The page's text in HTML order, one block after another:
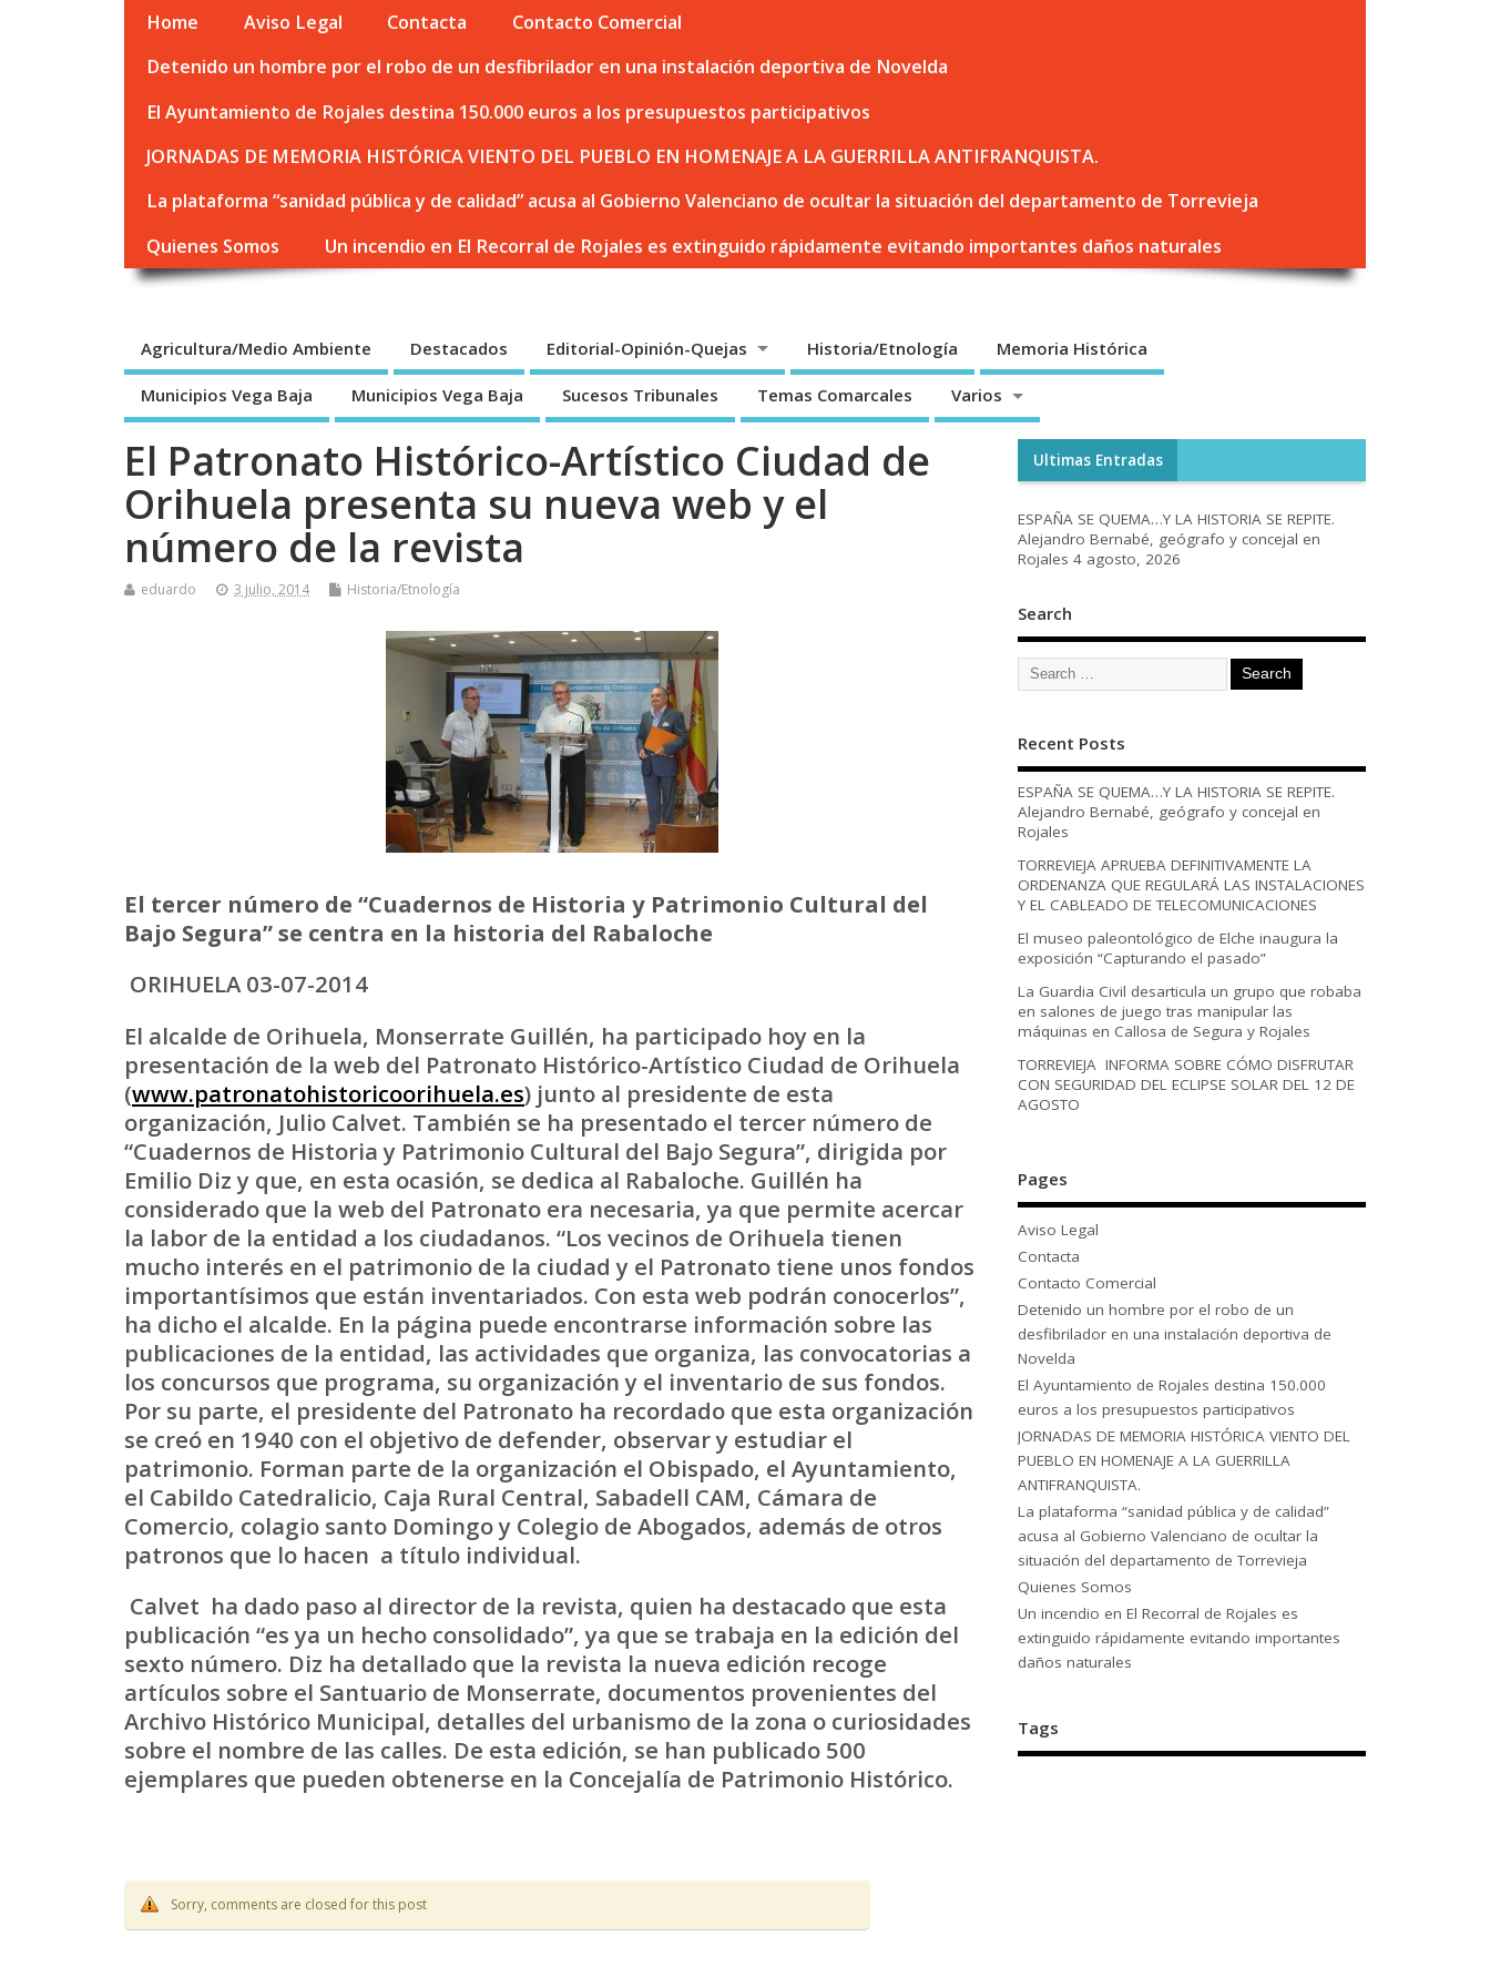
Home Aviso Legal Contacta
Contacto Comercial
Detenido un hombre por el robo de un desfibrilador en una instalación deportiva de Novelda
El Ayuntamiento de Rojales destina 150.000 euros a los presupuestos participativos
JORNADAS DE MEMORIA HISTÓRICA VIENTO DEL PUEBLO EN HOMENAJE A LA GUERRILLA ANTIFRANQUISTA.
La plataforma “sanidad pública y de calidad” acusa al Gobierno Valenciano de ocultar la situación del departamento de Torrevieja
Quienes Somos
Un incendio en El Recorral de Rojales es extinguido rápidamente evitando importantes daños naturales
Agricultura/Medio Ambiente Destacados Editorial-Opinión-Quejas Historia/Etnología Memoria Histórica
Municipios Vega Baja Municipios Vega Baja Sucesos Tribunales Temas Comarcales Varios
El Patronato Histórico-Artístico Ciudad de
Orihuela presenta su nueva web y el
número de la revista
eduardo 3 julio, 2014 Historia/Etnología
El tercer número de “Cuadernos de Historia y Patrimonio Cultural del
Bajo Segura” se centra en la historia del Rabaloche
ORIHUELA 03-07-2014
El alcalde de Orihuela, Monserrate Guillén, ha participado hoy en la
presentación de la web del Patronato Histórico-Artístico Ciudad de Orihuela
(www.patronatohistoricoorihuela.es) junto al presidente de esta
organización, Julio Calvet. También se ha presentado el tercer número de
“Cuadernos de Historia y Patrimonio Cultural del Bajo Segura”, dirigida por
Emilio Diz y que, en esta ocasión, se dedica al Rabaloche. Guillén ha
considerado que la web del Patronato era necesaria, ya que permite acercar
la labor de la entidad a los ciudadanos. “Los vecinos de Orihuela tienen
mucho interés en el patrimonio de la ciudad y el Patronato tiene unos fondos
importantísimos que están inventariados. Con esta web podrán conocerlos”,
ha dicho el alcalde. En la página puede encontrarse información sobre las
publicaciones de la entidad, las actividades que organiza, las convocatorias a
los concursos que programa, su organización y el inventario de sus fondos.
Por su parte, el presidente del Patronato ha recordado que esta organización
se creó en 1940 con el objetivo de defender, observar y estudiar el
patrimonio. Forman parte de la organización el Obispado, el Ayuntamiento,
el Cabildo Catedralicio, Caja Rural Central, Sabadell CAM, Cámara de
Comercio, colagio santo Domingo y Colegio de Abogados, además de otros
patronos que lo hacen a título individual.
Calvet ha dado paso al director de la revista, quien ha destacado que esta
publicación “es ya un hecho consolidado”, ya que se trabaja en la edición del
sexto número. Diz ha detallado que la revista la nueva edición recoge
artículos sobre el Santuario de Monserrate, documentos provenientes del
Archivo Histórico Municipal, detalles del urbanismo de la zona o curiosidades
sobre el nombre de las calles. De esta edición, se han publicado 500
ejemplares que pueden obtenerse en la Concejalía de Patrimonio Histórico.
Sorry, comments are closed for this post
Ultimas Entradas
ESPAÑA SE QUEMA…Y LA HISTORIA SE REPITE.
Alejandro Bernabé, geógrafo y concejal en
Rojales 4 agosto, 2026
Search
Recent Posts
ESPAÑA SE QUEMA…Y LA HISTORIA SE REPITE.
Alejandro Bernabé, geógrafo y concejal en
Rojales
TORREVIEJA APRUEBA DEFINITIVAMENTE LA
ORDENANZA QUE REGULARÁ LAS INSTALACIONES
Y EL CABLEADO DE TELECOMUNICACIONES
El museo paleontológico de Elche inaugura la
exposición “Capturando el pasado”
La Guardia Civil desarticula un grupo que robaba
en salones de juego tras manipular las
máquinas en Callosa de Segura y Rojales
TORREVIEJA INFORMA SOBRE CÓMO DISFRUTAR
CON SEGURIDAD DEL ECLIPSE SOLAR DEL 12 DE
AGOSTO
Pages
Aviso Legal
Contacta
Contacto Comercial
Detenido un hombre por el robo de un
desfibrilador en una instalación deportiva de
Novelda
El Ayuntamiento de Rojales destina 150.000
euros a los presupuestos participativos
JORNADAS DE MEMORIA HISTÓRICA VIENTO DEL
PUEBLO EN HOMENAJE A LA GUERRILLA
ANTIFRANQUISTA.
La plataforma “sanidad pública y de calidad”
acusa al Gobierno Valenciano de ocultar la
situación del departamento de Torrevieja
Quienes Somos
Un incendio en El Recorral de Rojales es
extinguido rápidamente evitando importantes
daños naturales
Tags